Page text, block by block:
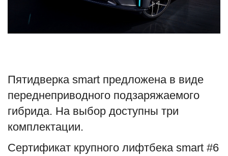
Шоу-бизнес
В мире
Россия
Пятидверка smart предложена в виде
переднеприводного подзаряжаемого
гибрида. На выбор доступны три
комплектации.
Сертификат крупного лифтбека smart #6